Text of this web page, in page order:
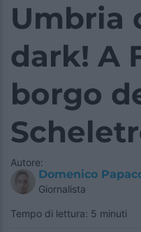
Umbria
dark! A
borgo
Autore:
Domenico
Giornalista
Tempo di lettura: 5 minuti